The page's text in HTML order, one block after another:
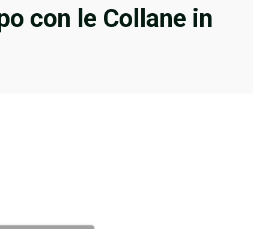
con le Collane in